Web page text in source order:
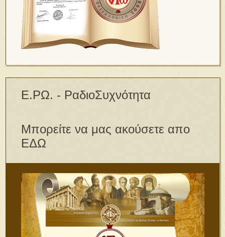
Ε.ΡΩ. - ΡαδιοΣυχνότητα
Μπορείτε να μας ακούσετε απο
ΕΔΩ